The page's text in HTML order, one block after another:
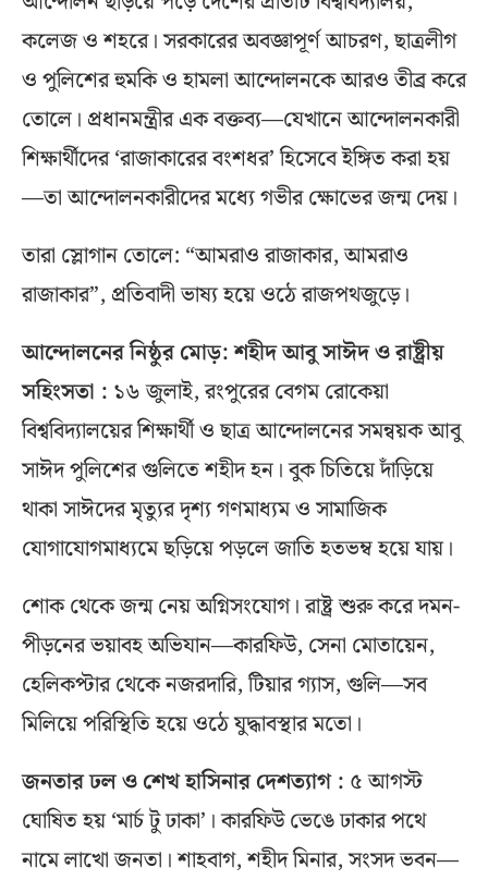
কলেজ ও শহরে। সরকারের অবজ্ঞাপূর্ণ আচরণ, ছাত্রলীগ
ও পুলিশের হুমকি ও হামলা আন্দোলনকে আরও তীব্র করে
তোলে। প্রধানমন্ত্রীর এক বক্তব্য—যেখানে আন্দোলনকারী
শিক্ষার্থীদের ‘রাজাকারের বংশধর’ হিসেবে ইঙ্গিত করা হয়
—তা আন্দোলনকারীদের মধ্যে গভীর ক্ষোভের জন্ম দেয়।
তারা স্লোগান তোলে: “আমরাও রাজাকার, আমরাও
রাজাকার”, প্রতিবাদী ভাষ্য হয়ে ওঠে রাজপথজুড়ে।
আন্দোলনের নিষ্ঠুর মোড়: শহীদ আবু সাঈদ ও রাষ্ট্রীয়
সহিংসতা : ১৬ জুলাই, রংপুরের বেগম রোকেয়া
বিশ্ববিদ্যালয়ের শিক্ষার্থী ও ছাত্র আন্দোলনের সমন্বয়ক আবু
সাঈদ পুলিশের গুলিতে শহীদ হন। বুক চিতিয়ে দাঁড়িয়ে
থাকা সাঈদের মৃত্যুর দৃশ্য গণমাধ্যম ও সামাজিক
যোগাযোগমাধ্যমে ছড়িয়ে পড়লে জাতি হতভম্ব হয়ে যায়।
শোক থেকে জন্ম নেয় অগ্নিসংযোগ। রাষ্ট্র শুরু করে দমন-
পীড়নের ভয়াবহ অভিযান—কারফিউ, সেনা মোতায়েন,
হেলিকপ্টার থেকে নজরদারি, টিয়ার গ্যাস, গুলি—সব
মিলিয়ে পরিস্থিতি হয়ে ওঠে যুদ্ধাবস্থার মতো।
জনতার ঢল ও শেখ হাসিনার দেশত্যাগ : ৫ আগস্ট
ঘোষিত হয় ‘মার্চ টু ঢাকা’। কারফিউ ভেঙে ঢাকার পথে
নামে লাখো জনতা। শাহবাগ, শহীদ মিনার, সংসদ ভবন—